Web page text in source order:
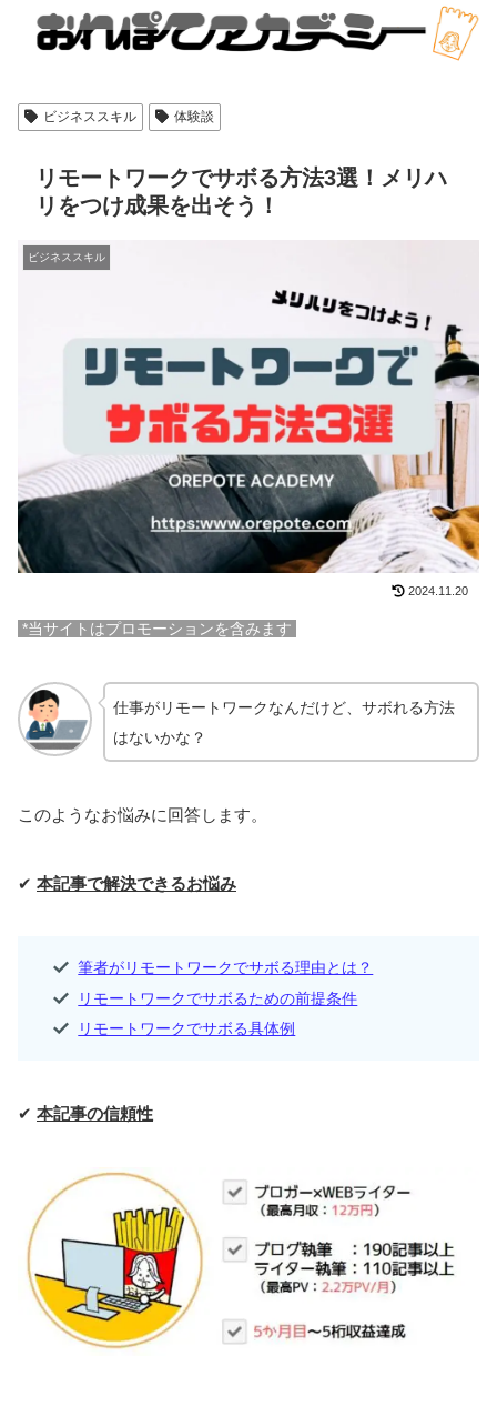
ビジネススキル 体験談
リモートワークでサボる方法3選！メリハ
リをつけ成果を出そう！
ビジネススキル
2024.11.20
*当サイトはプロモーションを含みます
仕事がリモートワークなんだけど、サボれる方法
はないかな？
このようなお悩みに回答します。
✔ 本記事で解決できるお悩み
筆者がリモートワークでサボる理由とは？
リモートワークでサボるための前提条件
リモートワークでサボる具体例
✔ 本記事の信頼性